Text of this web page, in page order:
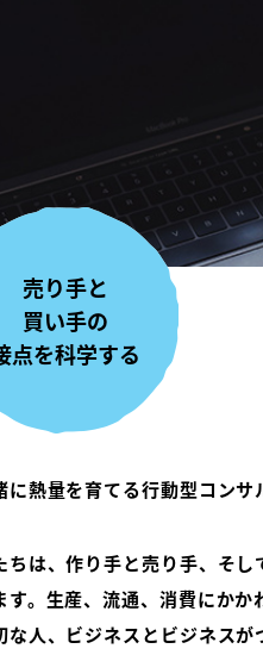
売り手と
買い手の
点を科学する
に熱量を育てる行動型コンサ
は、作り手と売り手、そし
す。生産、流通、消費にか
な人、ビジネスとビジネス